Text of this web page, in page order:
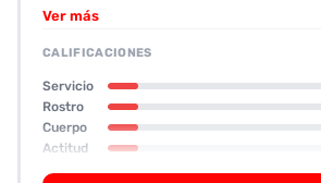
higiénicas que dificultaron la comodidad
decepcionante físicamente: se describe
fea», con un rostro poco atractivo y
apariencia no coincidía con las fotos
provocó una mala impresión. En cuanto
escort mostró poca energía y
durante el oral que se realizó con
Ver más
CALIFICACIONES
Servicio
Rostro
Cuerpo
Actitud